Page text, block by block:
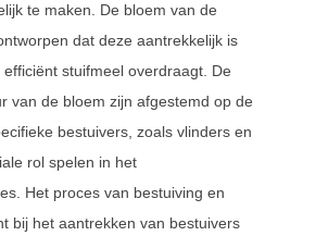
te maken. De bloem van de
dat deze aantrekkelijk is
stuifmeel overdraagt. De
van de bloem zijn afgestemd op de
bestuivers, zoals vlinders en
rol spelen in het
Het proces van bestuiving en
bij het aantrekken van bestuivers